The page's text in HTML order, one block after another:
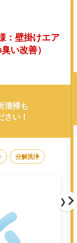
：壁掛けエア
い改善）
清掃も
さい！
分解洗浄
❯